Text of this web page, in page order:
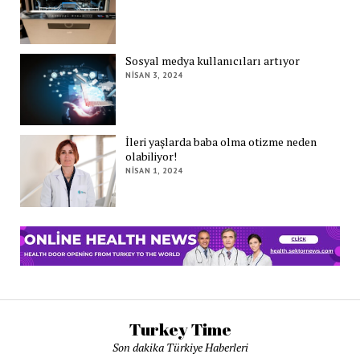
Sosyal medya kullanıcıları artıyor
NISAN 3, 2024
İleri yaşlarda baba olma otizme neden
olabiliyor!
NISAN 1, 2024
Turkey Time
Son dakika Türkiye Haberleri